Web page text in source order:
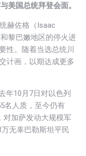
美国总统拜登会面。
赫佐格（Isaac
黎巴嫩地区的停火进
性。随着当选总统川
计画，以期达成更多
年10月7日对以色列
名人质，至今仍有
对加萨发动大规模军
无辜巴勒斯坦平民